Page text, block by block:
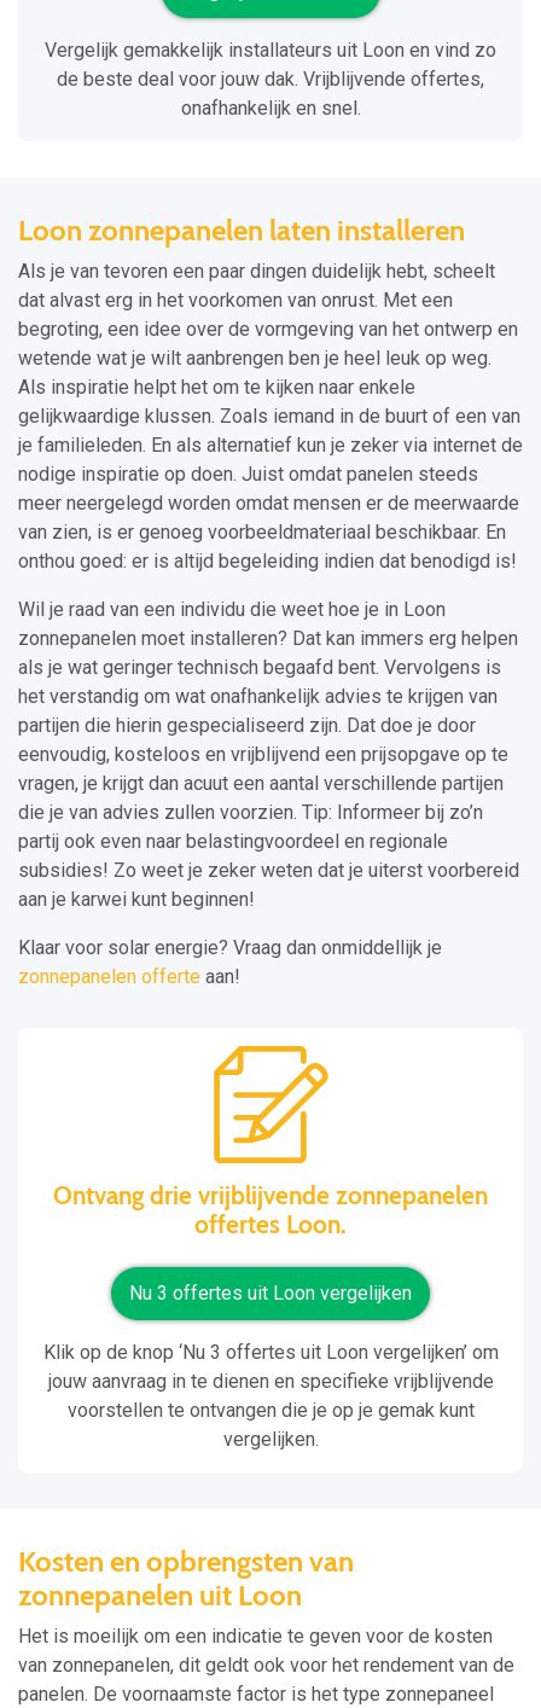
Vergelijk gemakkelijk installateurs uit Loon en vind zo
de beste deal voor jouw dak. Vrijblijvende offertes,
onafhankelijk en snel.
Loon zonnepanelen laten installeren
Als je van tevoren een paar dingen duidelijk hebt, scheelt
dat alvast erg in het voorkomen van onrust. Met een
begroting, een idee over de vormgeving van het ontwerp en
wetende wat je wilt aanbrengen ben je heel leuk op weg.
Als inspiratie helpt het om te kijken naar enkele
gelijkwaardige klussen. Zoals iemand in de buurt of een van
je familieleden. En als alternatief kun je zeker via internet de
nodige inspiratie op doen. Juist omdat panelen steeds
meer neergelegd worden omdat mensen er de meerwaarde
van zien, is er genoeg voorbeeldmateriaal beschikbaar. En
onthou goed: er is altijd begeleiding indien dat benodigd is!
Wil je raad van een individu die weet hoe je in Loon
zonnepanelen moet installeren? Dat kan immers erg helpen
als je wat geringer technisch begaafd bent. Vervolgens is
het verstandig om wat onafhankelijk advies te krijgen van
partijen die hierin gespecialiseerd zijn. Dat doe je door
eenvoudig, kosteloos en vrijblijvend een prijsopgave op te
vragen, je krijgt dan acuut een aantal verschillende partijen
die je van advies zullen voorzien. Tip: Informeer bij zo’n
partij ook even naar belastingvoordeel en regionale
subsidies! Zo weet je zeker weten dat je uiterst voorbereid
aan je karwei kunt beginnen!
Klaar voor solar energie? Vraag dan onmiddellijk je
zonnepanelen offerte aan!
Ontvang drie vrijblijvende zonnepanelen
offertes Loon.
Nu 3 offertes uit Loon vergelijken
Klik op de knop ‘Nu 3 offertes uit Loon vergelijken’ om
jouw aanvraag in te dienen en specifieke vrijblijvende
voorstellen te ontvangen die je op je gemak kunt
vergelijken.
Kosten en opbrengsten van
zonnepanelen uit Loon
Het is moeilijk om een indicatie te geven voor de kosten
van zonnepanelen, dit geldt ook voor het rendement van de
panelen. De voornaamste factor is het type zonnepaneel